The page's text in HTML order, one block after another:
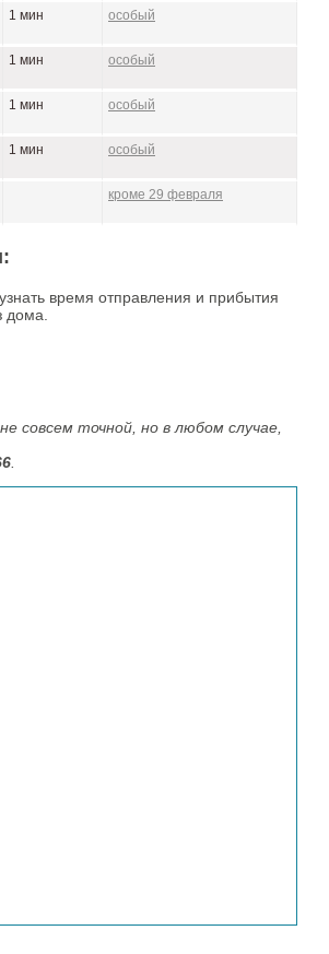
1 мин особый
1 мин особый
1 мин особый
1 мин особый
кроме 29 февраля
время отправления и прибытия
дома.
точной, но в любом случае,